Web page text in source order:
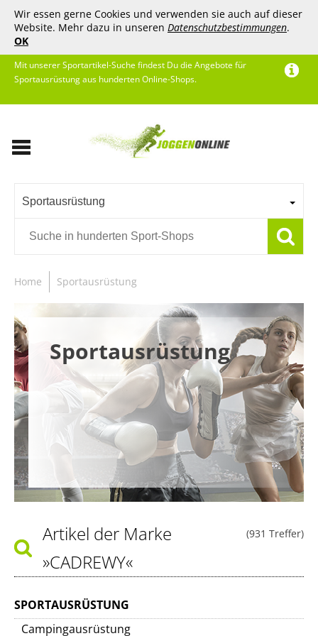
Wir essen gerne Cookies und verwenden sie auch auf dieser
Website. Mehr dazu in unseren Datenschutzbestimmungen.
OK
Mit unserer Sportartikel-Suche findest Du die Angebote für
Sportausrüstung aus hunderten Online-Shops.
Sportausrüstung
Home Sportausrüstung
Sportausrüstung
(931 Treffer)
Artikel der Marke
»CADREWY«
SPORTAUSRÜSTUNG
Campingausrüstung